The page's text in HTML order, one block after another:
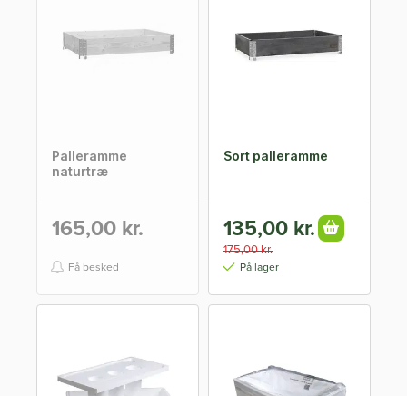
Palleramme
naturtræ
165,00 kr.
Få besked
Sort palleramme
135,00 kr.
175,00 kr.
På lager